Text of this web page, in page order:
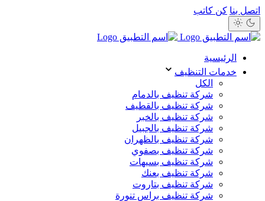
اتصل بنا كن كاتب
الرئيسية
خدمات التنظيف
الكل
شركة تنظيف بالدمام
شركة تنظيف بالقطيف
شركة تنظيف بالخبر
شركة تنظيف بالجبيل
شركة تنظيف بالظهران
شركة تنظيف بصفوي
شركة تنظيف بسيهات
شركة تنظيف بعنك
شركة تنظيف بتاروت
شركة تنظيف براس تنورة